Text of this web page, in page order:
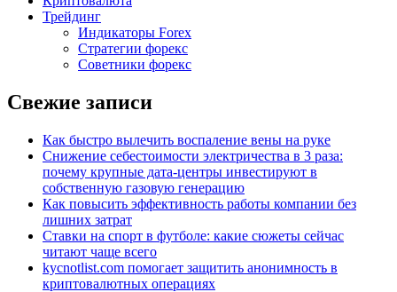
Трейдинг
Индикаторы Forex
Стратегии форекс
Советники форекс
Свежие записи
Как быстро вылечить воспаление вены на руке
Снижение себестоимости электричества в 3 раза:
почему крупные дата-центры инвестируют в
собственную газовую генерацию
Как повысить эффективность работы компании без
лишних затрат
Ставки на спорт в футболе: какие сюжеты сейчас
читают чаще всего
kycnotlist.com помогает защитить анонимность в
криптовалютных операциях